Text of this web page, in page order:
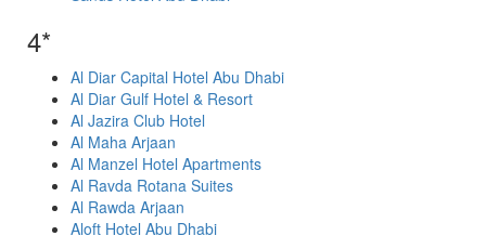
4*
Al Diar Capital Hotel Abu Dhabi
Al Diar Gulf Hotel & Resort
Al Jazira Club Hotel
Al Maha Arjaan
Al Manzel Hotel Apartments
Al Ravda Rotana Suites
Al Rawda Arjaan
Aloft Hotel Abu Dhabi